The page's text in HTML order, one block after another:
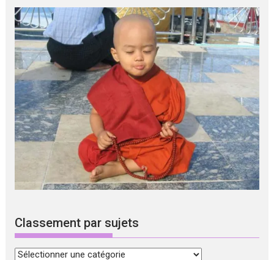
Classement par sujets
Classement